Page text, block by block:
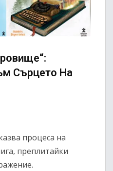
Сърцето На
процеса на
преплитайки